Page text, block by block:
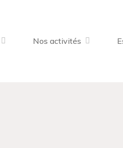
Nos activités